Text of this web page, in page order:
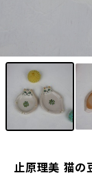
止原理美 猫の